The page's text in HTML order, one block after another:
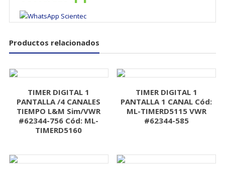
Productos relacionados
TIMER DIGITAL 1
PANTALLA /4 CANALES
TIEMPO L&M Sim/VWR
#62344-756 Cód: ML-
TIMERD5160
TIMER DIGITAL 1
PANTALLA 1 CANAL Cód:
ML-TIMERD5115 VWR
#62344-585